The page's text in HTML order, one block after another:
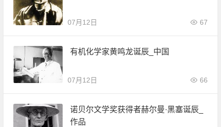
07月12日 67
有机化学家黄鸣龙诞辰_中国
07月12日 66
诺贝尔文学奖获得者赫尔曼·黑塞诞辰_
作品